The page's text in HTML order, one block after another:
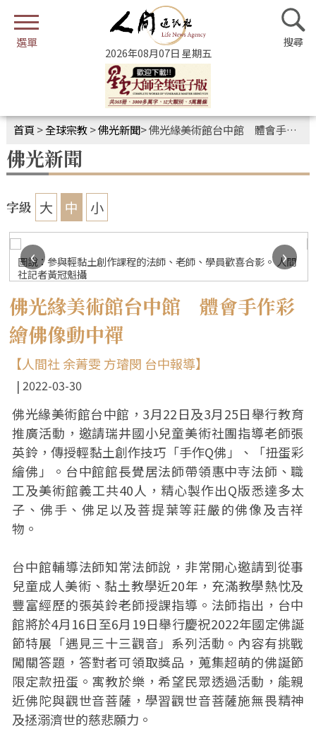
2026年08月07日 星期五
首頁 >全球宗教>佛光新聞>佛光緣美術館台中館 體會手作彩繪佛像動中禪
佛光新聞
字級 大 中 小
圖說：參與輕黏土創作課程的法師、老師、學員歡喜合影。 人間
社記者黃冠魁攝
‹
›
佛光緣美術館台中館 體會手作彩
繪佛像動中禪
【人間社 余菁雯 方璿閔 台中報導】
2022-03-30
佛光緣美術館台中館，3月22日及3月25日舉行教育
推廣活動，邀請瑞井國小兒童美術社團指導老師張
英鈴，傳授輕黏土創作技巧「手作Q佛」、「扭蛋彩
繪佛」。台中館館長覺居法師帶領惠中寺法師、職
工及美術館義工共40人，精心製作出Q版悉達多太
子、佛手、佛足以及菩提葉等莊嚴的佛像及吉祥
物。
台中館輔導法師知常法師說，非常開心邀請到從事
兒童成人美術、黏土教學近20年，充滿教學熱忱及
豐富經歷的張英鈴老師授課指導。法師指出，台中
館將於4月16日至6月19日舉行慶祝2022年國定佛誕
節特展「遇見三十三觀音」系列活動。內容有挑戰
闖關答題，答對者可領取獎品，蒐集超萌的佛誕節
限定款扭蛋。寓教於樂，希望民眾透過活動，能親
近佛陀與觀世音菩薩，學習觀世音菩薩施無畏精神
及拯溺濟世的慈悲願力。